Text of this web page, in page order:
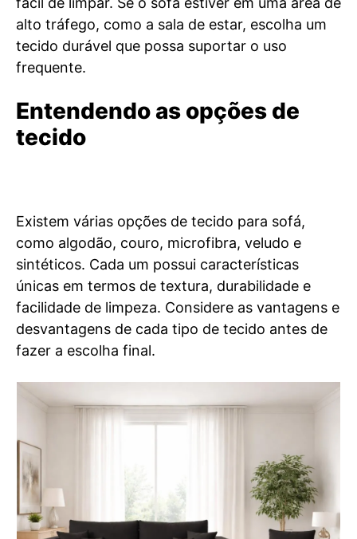
alto tráfego, como a sala de estar, escolha um
tecido durável que possa suportar o uso
frequente.
Entendendo as opções de
tecido
Existem várias opções de tecido para sofá,
como algodão, couro, microfibra, veludo e
sintéticos. Cada um possui características
únicas em termos de textura, durabilidade e
facilidade de limpeza. Considere as vantagens e
desvantagens de cada tipo de tecido antes de
fazer a escolha final.